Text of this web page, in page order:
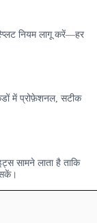
नियम लागू करें—हर
में प्रोफ़ेशनल, सटीक
सामने लाता है ताकि